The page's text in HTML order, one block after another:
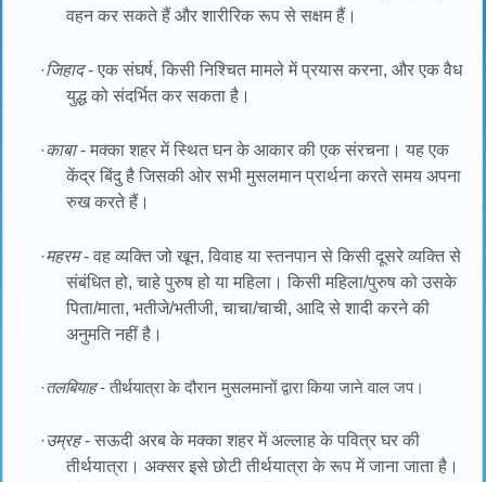
वहन कर सकते हैं और शारीरिक रूप से सक्षम हैं।
·जिहाद- एक संघर्ष, किसी निश्चित मामले में प्रयास करना, और एक वैध
युद्ध को संदर्भित कर सकता है।
·काबा- मक्का शहर में स्थित घन के आकार की एक संरचना। यह एक
केंद्र बिंदु है जिसकी ओर सभी मुसलमान प्रार्थना करते समय अपना
रुख करते हैं।
·महरम- वह व्यक्ति जो खून, विवाह या स्तनपान से किसी दूसरे व्यक्ति से
संबंधित हो, चाहे पुरुष हो या महिला। किसी महिला/पुरुष को उसके
पिता/माता, भतीजे/भतीजी, चाचा/चाची, आदि से शादी करने की
अनुमति नहीं है।
·तलबियाह- तीर्थयात्रा के दौरान मुसलमानों द्वारा किया जाने वाल जप।
·उम्रह- सऊदी अरब के मक्का शहर में अल्लाह के पवित्र घर की
तीर्थयात्रा। अक्सर इसे छोटी तीर्थयात्रा के रूप में जाना जाता है।